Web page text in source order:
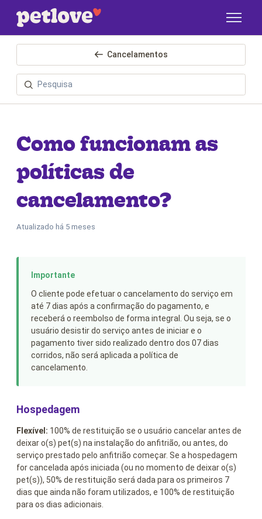
Cancelamentos
Como funcionam as
políticas de
cancelamento?
Atualizado há 5 meses
O cliente pode efetuar o cancelamento do serviço em
até 7 dias após a confirmação do pagamento, e
receberá o reembolso de forma integral. Ou seja, se o
usuário desistir do serviço antes de iniciar e o
pagamento tiver sido realizado dentro dos 07 dias
corridos, não será aplicada a política de
cancelamento.
Hospedagem
Flexível: 100% de restituição se o usuário cancelar antes de
deixar o(s) pet(s) na instalação do anfitrião, ou antes, do
serviço prestado pelo anfitrião começar. Se a hospedagem
for cancelada após iniciada (ou no momento de deixar o(s)
pet(s)), 50% de restituição será dada para os primeiros 7
dias que ainda não foram utilizados, e 100% de restituição
para os dias adicionais.